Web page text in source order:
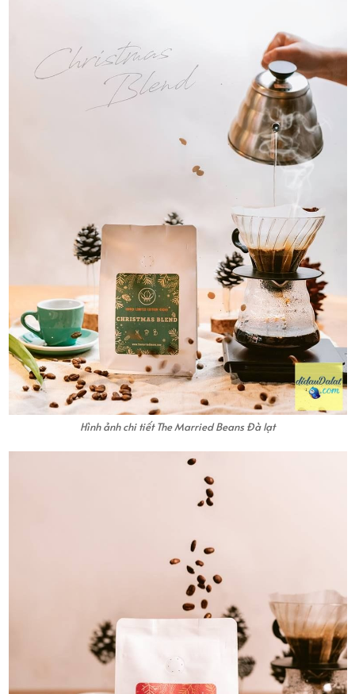
Hình ảnh chi tiết The Married Beans Đà lạt